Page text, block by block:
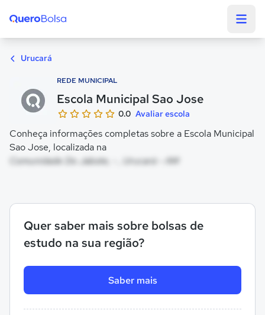
Urucará
REDE MUNICIPAL
Escola Municipal Sao Jose
0.0 Avaliar escola
Conheça informações completas sobre a Escola Municipal
Sao Jose, localizada na
Comunidade Do Jabote, - , Urucará - AM
Quer saber mais sobre bolsas de
estudo na sua região?
Saber mais